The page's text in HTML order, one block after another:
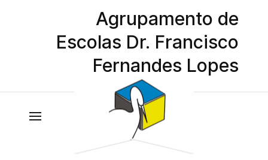
Agrupamento de
Escolas Dr. Francisco
Fernandes Lopes